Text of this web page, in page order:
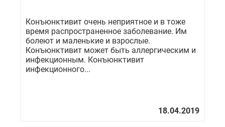
Конъюнктивит очень неприятное и в тоже
время распространенное заболевание. Им
болеют и маленькие и взрослые.
Конъюнктивит может быть аллергическим и
инфекционным. Конъюнктивит
инфекционного...